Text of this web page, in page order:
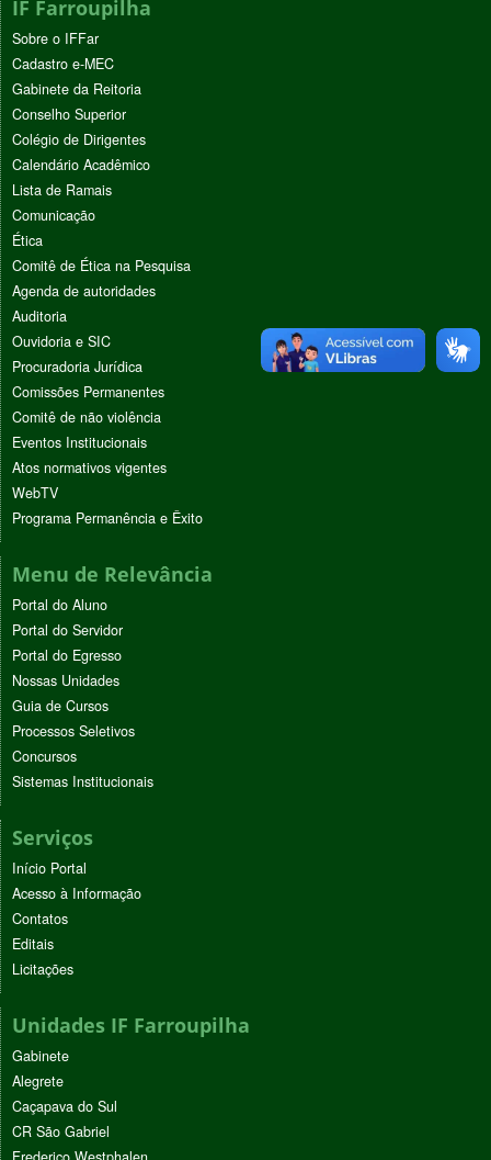
IF Farroupilha
Sobre o IFFar
Cadastro e-MEC
Gabinete da Reitoria
Conselho Superior
Colégio de Dirigentes
Calendário Acadêmico
Lista de Ramais
Comunicação
Ética
Comitê de Ética na Pesquisa
Agenda de autoridades
Auditoria
Ouvidoria e SIC
Procuradoria Jurídica
Comissões Permanentes
Comitê de não violência
Eventos Institucionais
Atos normativos vigentes
WebTV
Programa Permanência e Êxito
Menu de Relevância
Portal do Aluno
Portal do Servidor
Portal do Egresso
Nossas Unidades
Guia de Cursos
Processos Seletivos
Concursos
Sistemas Institucionais
Serviços
Início Portal
Acesso à Informação
Contatos
Editais
Licitações
Unidades IF Farroupilha
Gabinete
Alegrete
Caçapava do Sul
CR São Gabriel